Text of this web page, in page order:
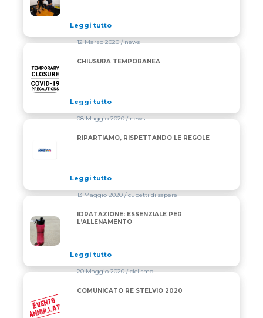
Leggi tutto
CHIUSURA TEMPORANEA
12 Marzo 2020/ news
CHIUSURA TEMPORANEA
Leggi tutto
08 Maggio 2020/ news
RIPARTIAMO, RISPETTANDO LE REGOLE
Leggi tutto
IDRATAZIONE: ESSENZIALE PER L’ALLENAMENTO
13 Maggio 2020/ cubetti di sapere
IDRATAZIONE: ESSENZIALE PER
L’ALLENAMENTO
Leggi tutto
COMUNICATO RE STELVIO 2020
20 Maggio 2020/ ciclismo
COMUNICATO RE STELVIO 2020